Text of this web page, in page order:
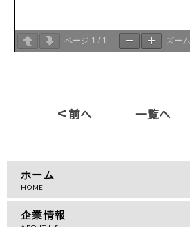
ページ 1 / 1 ズーム
<前へ 一覧へ
ホーム
企業情報